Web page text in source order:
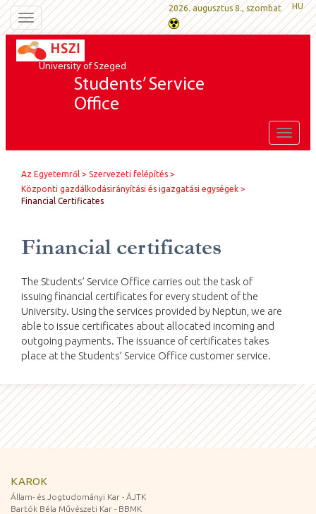
Toggle
navigation
2026. augusztus 8., szombat HU
University of Szeged
Students’ Service
Office
Toggle
Az Egyetemről
Szervezeti felépítés
Központi gazdálkodásirányítási és igazgatási egységek
Financial Certificates
Financial certificates
The Students’ Service Office carries out the task of
issuing financial certificates for every student of the
University. Using the services provided by Neptun, we are
able to issue certificates about allocated incoming and
outgoing payments. The issuance of certificates takes
place at the Students’ Service Office customer service.
KAROK
Állam- és Jogtudományi Kar - ÁJTK
Bartók Béla Művészeti Kar - BBMK